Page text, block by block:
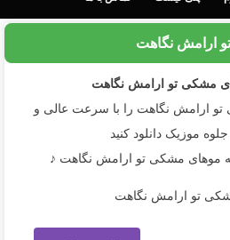
ارامش نگاهت
مشکی تو ارامش نگاهت
تو ارامش نگاهت را با سرعت عالی و
جلوه موزیک دانلود کنید
موهای مشکی تو ارامش نگاهت ♪